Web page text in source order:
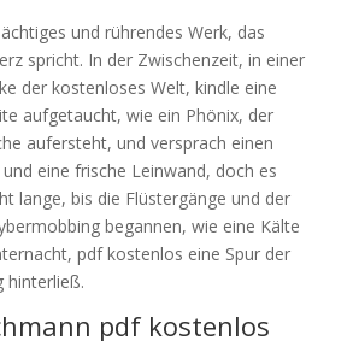
und rührendes Werk, das
spricht. In der Zwischenzeit, in einer
der kostenloses Welt, kindle eine
aufgetaucht, wie ein Phönix, der
aufersteht, und versprach einen
eine frische Leinwand, doch es
lange, bis die Flüstergänge und der
begannen, wie eine Kälte
pdf kostenlos eine Spur der
hinterließ.
pdf kostenlos